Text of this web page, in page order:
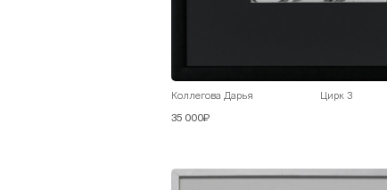
Коллегова Дарья Цирк 3
35 000₽